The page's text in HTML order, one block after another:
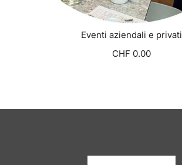
Eventi aziendali e privati
CHF 0.00